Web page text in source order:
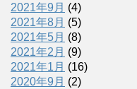
2021年9月 (4)
2021年8月 (5)
2021年5月 (8)
2021年2月 (9)
2021年1月 (16)
2020年9月 (2)